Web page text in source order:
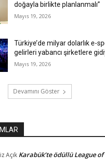
doğayla birlikte planlanmalı”
Mayıs 19, 2026
Türkiye’de milyar dolarlık e-
gelirleri yabancı şirketlere
Mayıs 19, 2026
Devamını Göster
Açık Karabük’te ödüllü League of